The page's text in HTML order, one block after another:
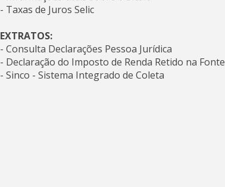
- Taxas de Juros Selic
EXTRATOS:
- Consulta Declarações Pessoa Jurídica
- Declaração do Imposto de Renda Retido na Fonte
- Sinco - Sistema Integrado de Coleta